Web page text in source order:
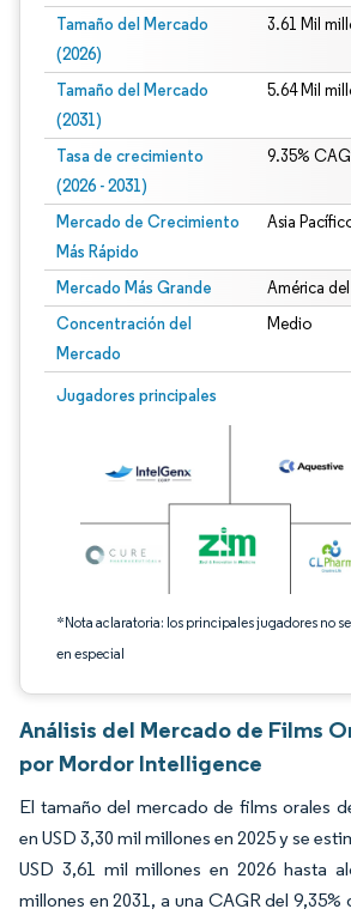
Tamaño del Mercado
(2026)
3.61 Mil
Tamaño del Mercado
(2031)
5.64 Mil
Tasa de crecimiento
(2026 - 2031)
9.35%
Mercado de Crecimiento
Más Rápido
Asia
Mercado Más Grande América
Concentración del
Mercado
Medio
Jugadores principales
*Nota aclaratoria: los principales jugadores no
en especial
Imagen © Mordor Intelligence. El uso requiere
Análisis del Mercado de Films
por Mordor Intelligence
El tamaño del mercado de films orales
en USD 3,30 mil millones en 2025 y se
USD 3,61 mil millones en 2026 hasta
millones en 2031, a una CAGR del